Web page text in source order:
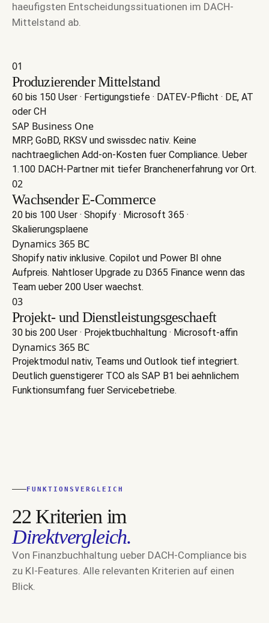
haeufigsten Entscheidungssituationen im DACH-
Mittelstand ab.
01
Produzierender Mittelstand
60 bis 150 User · Fertigungstiefe · DATEV-Pflicht · DE, AT
oder CH
SAP Business One
MRP, GoBD, RKSV und swissdec nativ. Keine
nachtraeglichen Add-on-Kosten fuer Compliance. Ueber
1.100 DACH-Partner mit tiefer Branchenerfahrung vor Ort.
02
Wachsender E-Commerce
20 bis 100 User · Shopify · Microsoft 365 ·
Skalierungsplaene
Dynamics 365 BC
Shopify nativ inklusive. Copilot und Power BI ohne
Aufpreis. Nahtloser Upgrade zu D365 Finance wenn das
Team ueber 200 User waechst.
03
Projekt- und Dienstleistungsgeschaeft
30 bis 200 User · Projektbuchhaltung · Microsoft-affin
Dynamics 365 BC
Projektmodul nativ, Teams und Outlook tief integriert.
Deutlich guenstigerer TCO als SAP B1 bei aehnlichem
Funktionsumfang fuer Servicebetriebe.
FUNKTIONSVERGLEICH
22 Kriterien im
Direktvergleich.
Von Finanzbuchhaltung ueber DACH-Compliance bis
zu KI-Features. Alle relevanten Kriterien auf einen
Blick.